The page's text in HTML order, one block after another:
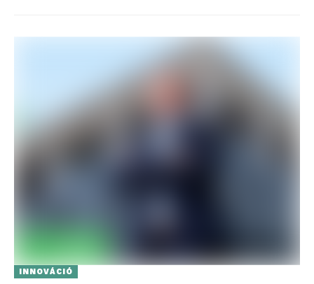
INNOVÁCIÓ